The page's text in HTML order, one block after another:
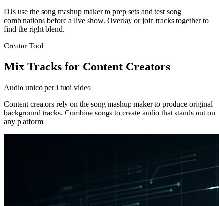
DJs use the song mashup maker to prep sets and test song
combinations before a live show. Overlay or join tracks together to
find the right blend.
Creator Tool
Mix Tracks for Content Creators
Audio unico per i tuoi video
Content creators rely on the song mashup maker to produce original
background tracks. Combine songs to create audio that stands out on
any platform.